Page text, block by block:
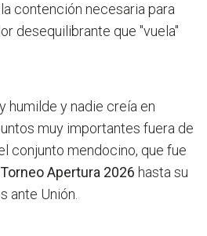
contención necesaria para
desequilibrante que "vuela"
humilde y nadie creía en
muy importantes fuera de
conjunto mendocino, que fue
Torneo Apertura 2026 hasta su
ante Unión.